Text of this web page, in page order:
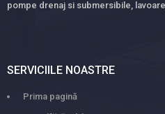
pompe drenaj si submersibile,
SERVICIILE NOASTRE
Prima pagină